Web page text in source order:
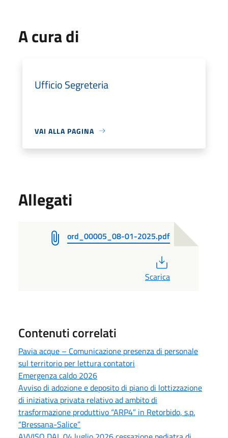
A cura di
Ufficio Segreteria
VAI ALLA PAGINA
Allegati
ord_00005_08-01-2025.pdf
Scarica
Contenuti correlati
Pavia acque – Comunicazione presenza di personale
sul territorio per lettura contatori
Emergenza caldo 2026
Avviso di adozione e deposito di piano di lottizzazione
di iniziativa privata relativo ad ambito di
trasformazione produttivo “ARP4” in Retorbido, s.p.
“Bressana-Salice”